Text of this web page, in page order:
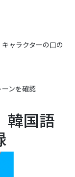
ャラクターの口の
ンを確認
韓国語